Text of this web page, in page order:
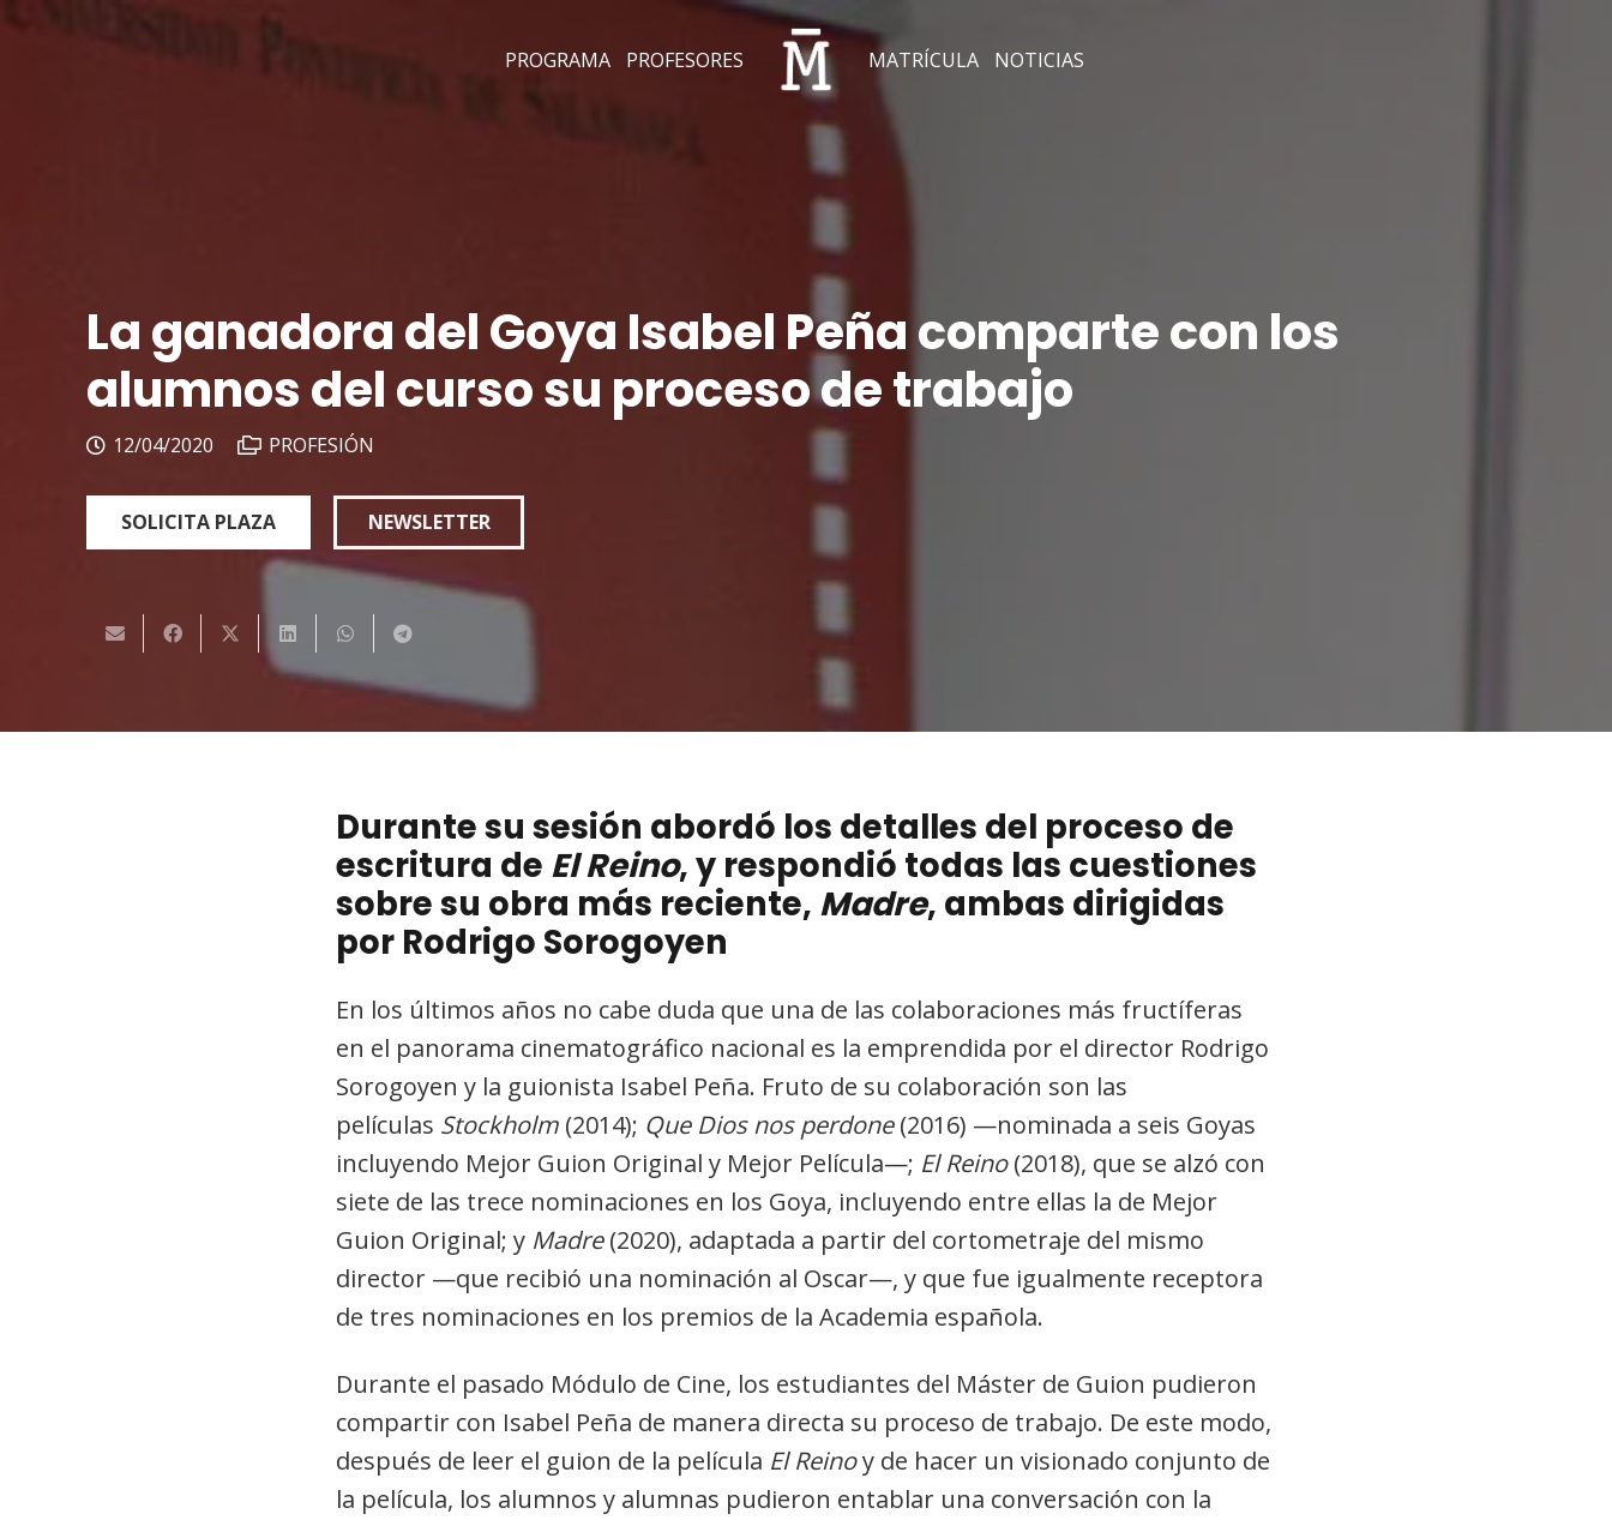
PROGRAMA PROFESORES MATRÍCULA NOTICIAS
La ganadora del Goya Isabel Peña comparte con los
alumnos del curso su proceso de trabajo
12/04/2020 PROFESIÓN
SOLICITA PLAZA NEWSLETTER
Durante su sesión abordó los detalles del proceso de
escritura de El Reino, y respondió todas las cuestiones
sobre su obra más reciente, Madre, ambas dirigidas
por Rodrigo Sorogoyen
En los últimos años no cabe duda que una de las colaboraciones más fructíferas
en el panorama cinematográfico nacional es la emprendida por el director Rodrigo
Sorogoyen y la guionista Isabel Peña. Fruto de su colaboración son las
películas Stockholm(2014); Que Dios nos perdone(2016) —nominada a seis Goyas
incluyendo Mejor Guion Original y Mejor Película—; El Reino(2018), que se alzó con
siete de las trece nominaciones en los Goya, incluyendo entre ellas la de Mejor
Guion Original; y Madre(2020), adaptada a partir del cortometraje del mismo
director —que recibió una nominación al Oscar—, y que fue igualmente receptora
de tres nominaciones en los premios de la Academia española.
Durante el pasado Módulo de Cine, los estudiantes del Máster de Guion pudieron
compartir con Isabel Peña de manera directa su proceso de trabajo. De este modo,
después de leer el guion de la película El Reinoy de hacer un visionado conjunto de
la película, los alumnos y alumnas pudieron entablar una conversación con la